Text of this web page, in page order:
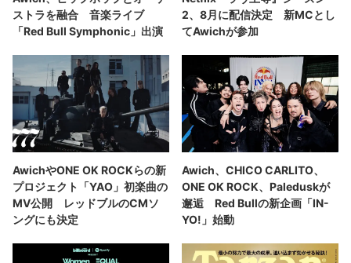
ストラを融合 音楽ライブ
「Red Bull Symphonic」出演
2、8月に配信決定 新MCとし
てAwichが参加
AwichやONE OK ROCKらの新
プロジェクト「YAO」初楽曲の
MV公開 レッドブルのCMソ
ングにも決定
Awich、CHICO CARLITO、
ONE OK ROCK、Paleduskが
邂逅 Red Bullの新企画「IN-
YO!」始動